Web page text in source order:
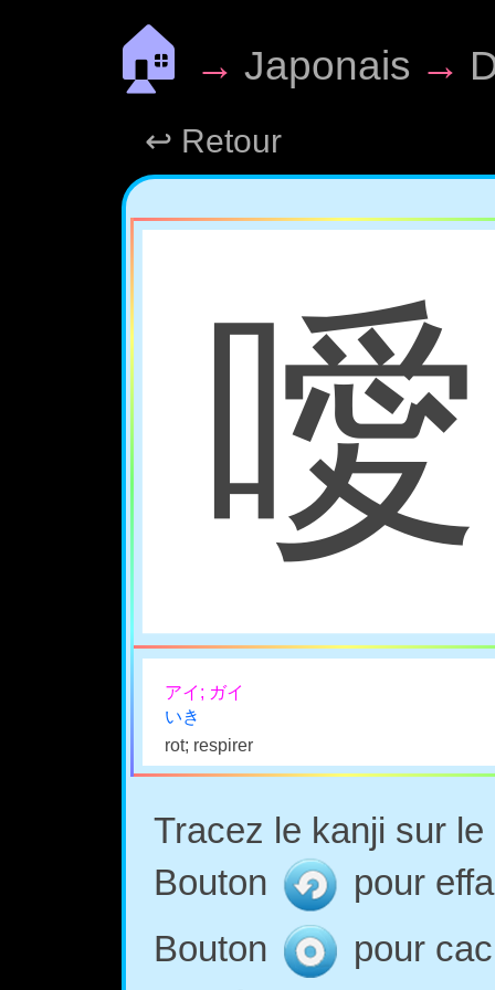
🏠 → Japonais →
↩ Retour
アイ; ガイ
いき
rot; respirer
Tracez le kanji sur
Bouton
pour
Bouton
pour